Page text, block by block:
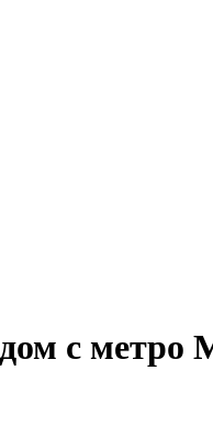
с метро